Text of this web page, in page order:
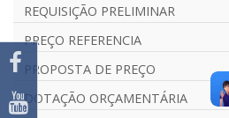
REQUISIÇÃO PRELIMINAR
PREÇO REFERENCIA
PROPOSTA DE PREÇO
DOTAÇÃO ORÇAMENTÁRIA